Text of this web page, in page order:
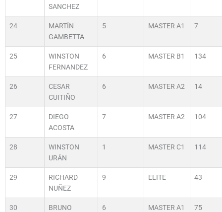
SANCHEZ
24
MARTÍN
GAMBETTA
5 MASTER A1 7
25
WINSTON
FERNANDEZ
6 MASTER B1 134
26
CESAR
CUITIÑO
6 MASTER A2 14
27
DIEGO
ACOSTA
7 MASTER A2 104
28
WINSTON
URÁN
1 MASTER C1 114
29
RICHARD
NUÑEZ
9 ELITE 43
30
BRUNO
6 MASTER A1 75